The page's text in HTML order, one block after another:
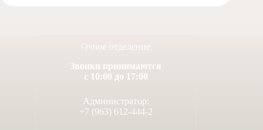
Очное отделение
Звонки принимаются
с 10:00 до 17:00
Администратор:
+7 (963) 612-444-2